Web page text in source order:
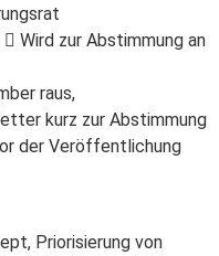
Wird zur Abstimmung an
raus,
kurz zur Abstimmung
der Veröffentlichung
Priorisierung von